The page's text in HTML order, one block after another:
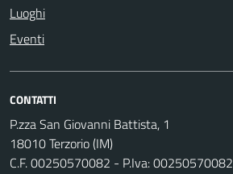
Luoghi
Eventi
CONTATTI
P.zza San Giovanni Battista, 1
18010 Terzorio (IM)
C.F. 00250570082 - P.Iva: 00250570082